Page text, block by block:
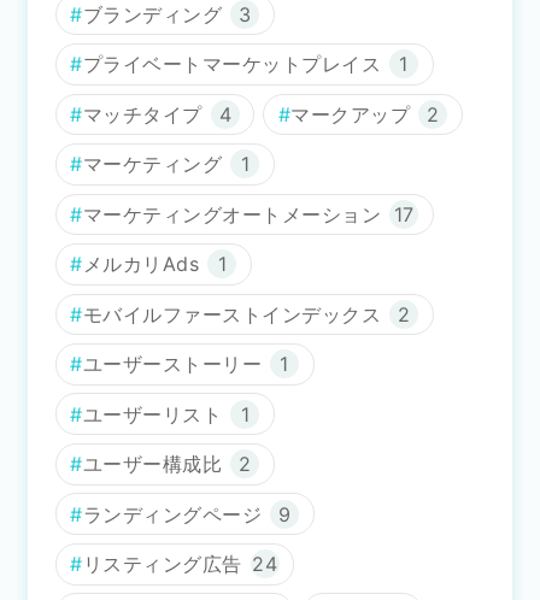
ブランディング 3
プライベートマーケットプレイス 1
マッチタイプ 4 マークアップ 2
マーケティング 1
マーケティングオートメーション 17
メルカリAds 1
モバイルファーストインデックス 2
ユーザーストーリー 1
ユーザーリスト 1
ユーザー構成比 2
ランディングページ 9
リスティング広告 24